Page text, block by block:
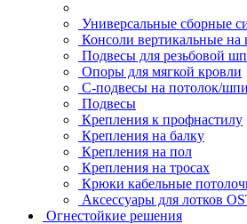
Универсальные сборные
Консоли вертикальные на
Подвесы для резьбовой
Опоры для мягкой кровли
С-подвесы на потолок/
Подвесы
Крепления к профнастилу
Крепления на балку
Крепления на пол
Крепления на тросах
Крюки кабельные
Аксессуары для лотков
Огнестойкие решения